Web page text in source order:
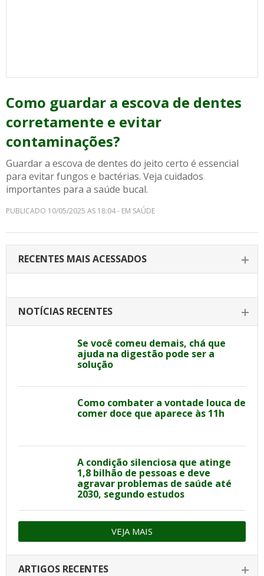
Como guardar a escova de dentes
corretamente e evitar
contaminações?
Guardar a escova de dentes do jeito certo é essencial
para evitar fungos e bactérias. Veja cuidados
importantes para a saúde bucal.
PUBLICADO 10/05/2025 AS 18:04 - EM SAÚDE
RECENTES MAIS ACESSADOS
NOTÍCIAS RECENTES
Se você comeu demais, chá que
ajuda na digestão pode ser a
solução
Como combater a vontade louca de
comer doce que aparece às 11h
A condição silenciosa que atinge
1,8 bilhão de pessoas e deve
agravar problemas de saúde até
2030, segundo estudos
VEJA MAIS
ARTIGOS RECENTES